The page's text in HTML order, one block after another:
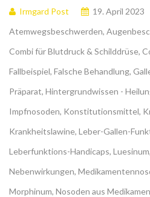
Irmgard Post 19. April 2023
Atemwegsbeschwerden,
Combi für Blutdruck & Schilddrüse,
Fallbeispiel, Falsche Behandlung,
Präparat, Hintergrundwissen -
Impfnosoden, Konstitutionsmittel,
Krankheitslawine, Leber-Gallen-
Leberfunktions-Handicaps, Luesinum,
Nebenwirkungen,
Morphinum, Nosoden aus